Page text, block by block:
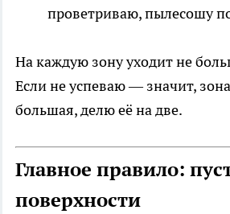
проветриваю, пылесошу
На каждую зону уходит не
Если не успеваю — значит,
большая, делю её на две.
Главное правило:
поверхности